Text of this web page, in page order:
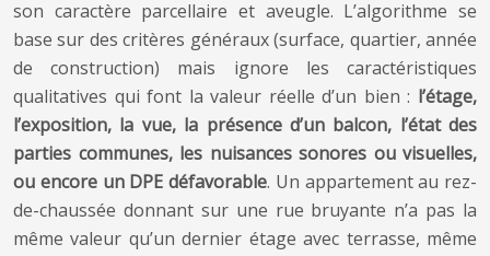
son caractère parcellaire et aveugle. L’algorithme se
base sur des critères généraux (surface, quartier, année
de construction) mais ignore les caractéristiques
qualitatives qui font la valeur réelle d’un bien : l’étage,
l’exposition, la vue, la présence d’un balcon, l’état des
parties communes, les nuisances sonores ou visuelles,
ou encore un DPE défavorable. Un appartement au rez-
de-chaussée donnant sur une rue bruyante n’a pas la
même valeur qu’un dernier étage avec terrasse, même